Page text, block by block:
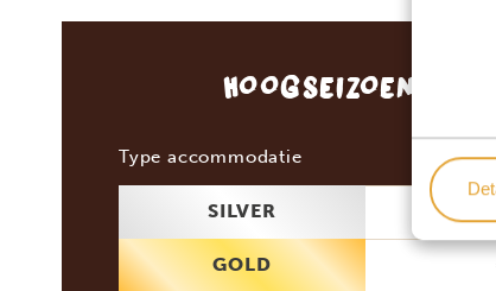
HOOGSEIZOEN
Type accommodatie
SILVER
GOLD